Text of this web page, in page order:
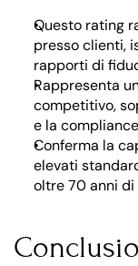
Questo rating
presso clienti,
rapporti di
Rappresenta
competitivo,
e la
Conferma la
elevati
oltre 70 anni di